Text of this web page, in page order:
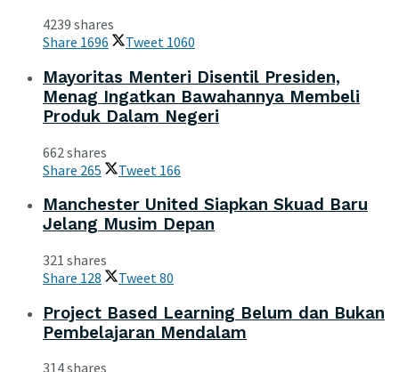
4239 shares
Share 1696 Tweet 1060
Mayoritas Menteri Disentil Presiden,
Menag Ingatkan Bawahannya Membeli
Produk Dalam Negeri
662 shares
Share 265 Tweet 166
Manchester United Siapkan Skuad Baru
Jelang Musim Depan
321 shares
Share 128 Tweet80
Project Based Learning Belum dan Bukan
Pembelajaran Mendalam
314 shares